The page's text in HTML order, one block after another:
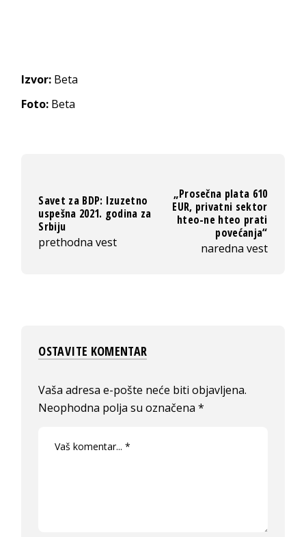
Izvor: Beta
Foto: Beta
Savet za BDP: Izuzetno
uspešna 2021. godina za
Srbiju
prethodna vest
„Prosečna plata 610
EUR, privatni sektor
hteo-ne hteo prati
povećanja“
naredna vest
OSTAVITE KOMENTAR
Vaša adresa e-pošte neće biti objavljena.
Neophodna polja su označena*